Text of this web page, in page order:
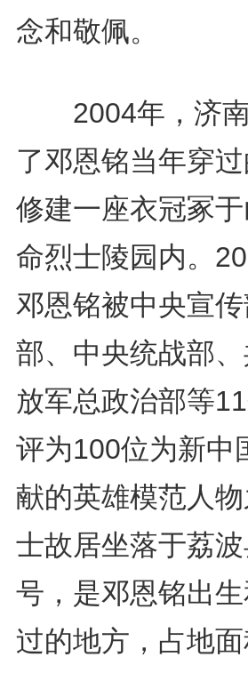
念和敬佩。
2004年，济南
了邓恩铭当年穿
修建一座衣冠冢
命烈士陵园内。
邓恩铭被中央宣
部、中央统战部
放军总政治部等
评为100位为新中
献的英雄模范人
士故居坐落于荔
号，是邓恩铭出
过的地方，占地